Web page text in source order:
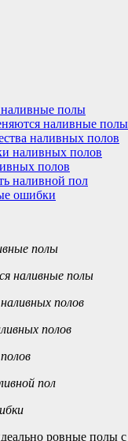
наливные полы
наливные полы
наливных полов
наливных полов
полов
наливной пол
ошибки
полы
наливные полы
полов
полов
пол
ровные полы с